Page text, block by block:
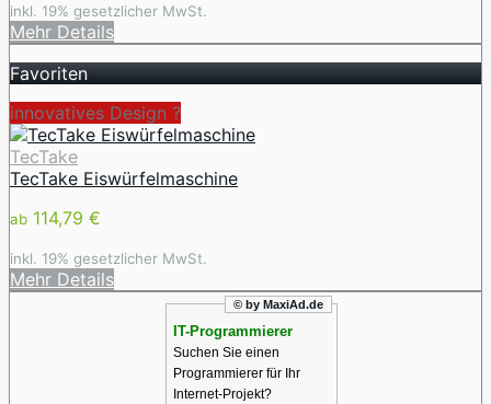
inkl. 19% gesetzlicher MwSt.
Mehr Details
Favoriten
innovatives Design ️?
TecTake
TecTake Eiswürfelmaschine
ab 114,79 €
inkl. 19% gesetzlicher MwSt.
Mehr Details
© by MaxiAd.de
IT-Programmierer
Suchen Sie einen
Programmierer für Ihr
Internet-Projekt?